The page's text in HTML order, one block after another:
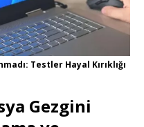
Testler Hayal Kırıklığı
Gezgini